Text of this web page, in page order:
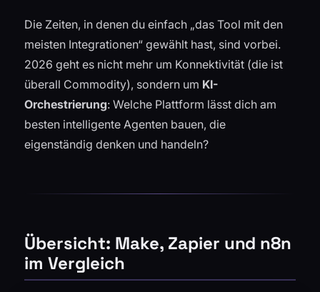
Die Zeiten, in denen du einfach „das Tool mit den
meisten Integrationen“ gewählt hast, sind vorbei.
2026 geht es nicht mehr um Konnektivität (die ist
überall Commodity), sondern um KI-
Orchestrierung: Welche Plattform lässt dich am
besten intelligente Agenten bauen, die
eigenständig denken und handeln?
Übersicht: Make, Zapier und n8n
im Vergleich